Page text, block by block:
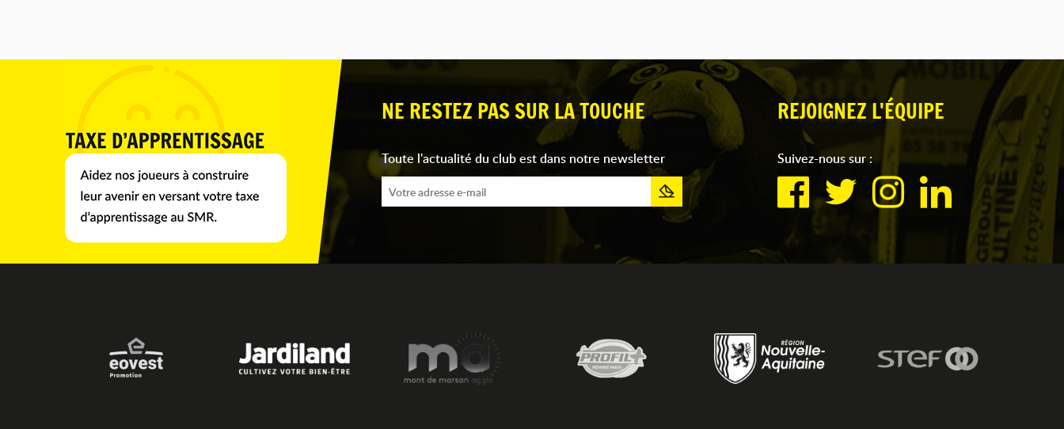
NE RESTEZ PAS SUR LA TOUCHE
Toute l'actualité du club est dans notre newsletter
REJOIGNEZ L'ÉQUIPE
Suivez-nous sur :